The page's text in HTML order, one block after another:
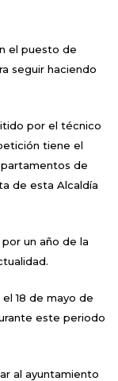
el puesto de
seguir haciendo
por el técnico
tiene el
de
de esta Alcaldía
por un año de la
18 de mayo de
este periodo
al ayuntamiento